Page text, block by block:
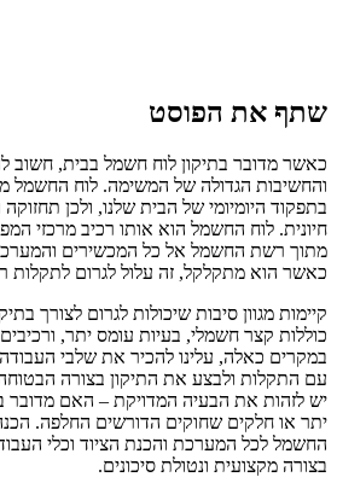
שתף את הפוסט
כאשר מדובר בתיקון לוח חשמל בבית, חשוב
והחשיבות הגדולה של המשימה. לוח החשמל
בתפקוד היומיומי של הבית שלנו, ולכן
חיונית. לוח החשמל הוא אותו רכיב מרכזי
מתוך רשת החשמל אל כל המכשירים
כאשר הוא מתקלקל, זה עלול לגרום לתקלות
קיימות מגוון סיבות שיכולות לגרום לצורך
כוללות קצר חשמלי, בעיות עומס יתר,
במקרים כאלה, עלינו להכיר את שלבי
עם התקלות ולבצע את התיקון בצורה
יש לזהות את הבעיה המדויקת – האם מדובר
יתר או חלקים שחוקים הדורשים החלפה. הכנה
החשמל לכל המערכת והכנת הציוד וכלי
בצורה מקצועית ונטולת סיכונים.